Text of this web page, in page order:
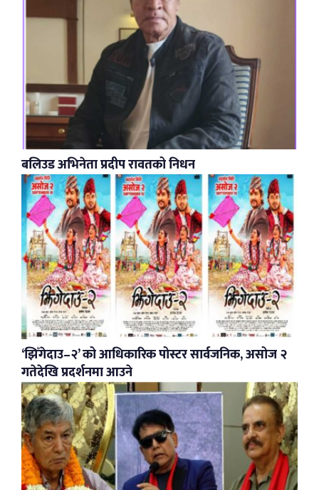
बलिउड अभिनेता प्रदीप रावतको निधन
‘झिँगेदाउ–२’ को आधिकारिक पोस्टर सार्वजनिक, असोज २
गतेदेखि प्रदर्शनमा आउने